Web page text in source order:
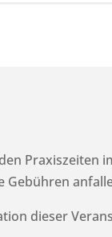
Praxiszeiten
Gebühren
dieser